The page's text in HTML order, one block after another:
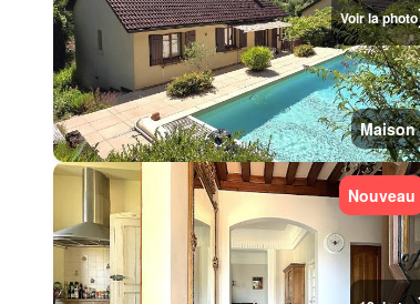
Voir la photo
Maison
Nouveau